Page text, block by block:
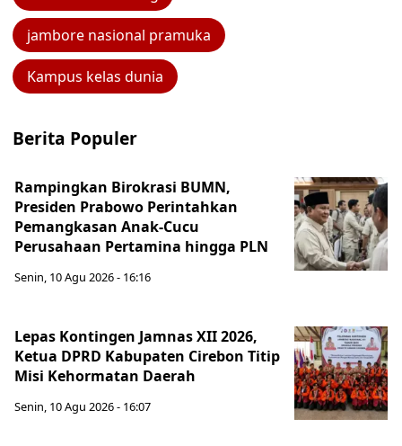
jambore nasional pramuka
Kampus kelas dunia
Berita Populer
Rampingkan Birokrasi BUMN,
Presiden Prabowo Perintahkan
Pemangkasan Anak-Cucu
Perusahaan Pertamina hingga PLN
Senin, 10 Agu 2026 - 16:16
Lepas Kontingen Jamnas XII 2026,
Ketua DPRD Kabupaten Cirebon Titip
Misi Kehormatan Daerah
Senin, 10 Agu 2026 - 16:07